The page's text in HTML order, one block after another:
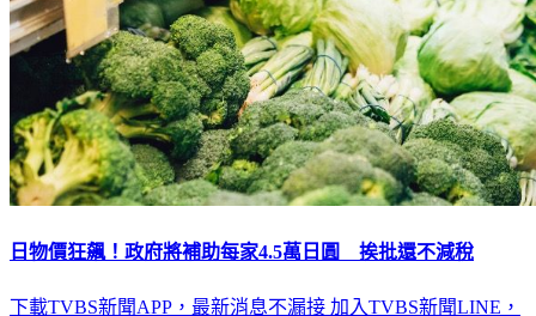
日物價狂飆！政府將補助每家4.5萬日圓 挨批還不減稅
下載TVBS新聞APP，最新消息不漏接 加入TVBS新聞LINE，